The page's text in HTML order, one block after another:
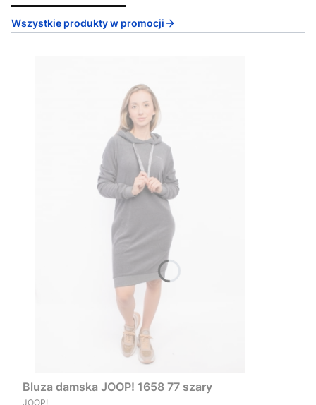
Wszystkie produkty w promocji
Bluza damska JOOP! 1658 77 szary
PRODUCENT
JOOP!